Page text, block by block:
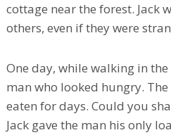
cottage near the forest. Jack
others, even if they were
One day, while walking in
man who looked hungry. The
eaten for days. Could you
Jack gave the man his only